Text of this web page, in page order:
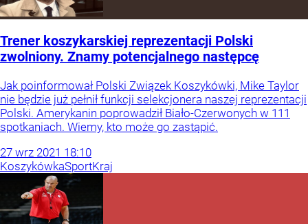
Trener koszykarskiej reprezentacji Polski
zwolniony. Znamy potencjalnego następcę
Jak poinformował Polski Związek Koszykówki, Mike Taylor
nie będzie już pełnił funkcji selekcjonera naszej reprezentacji
Polski. Amerykanin poprowadził Biało-Czerwonych w 111
spotkaniach. Wiemy, kto może go zastąpić.
27 wrz 2021 18:10
KoszykówkaSportKraj